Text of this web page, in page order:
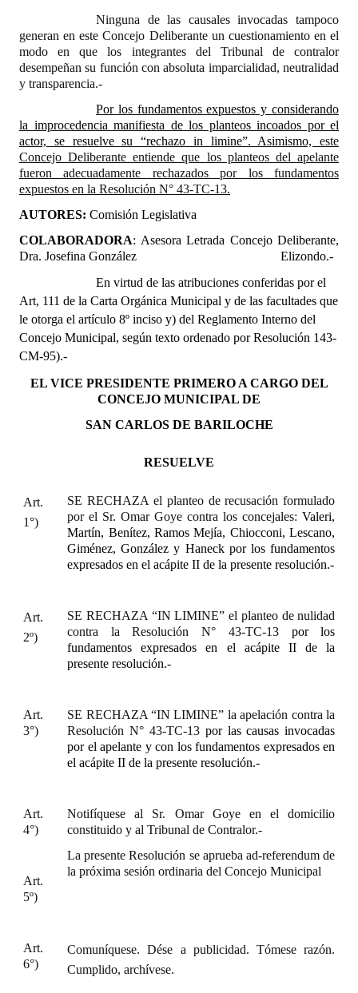
Ninguna de las causales invocadas tampoco
generan en este Concejo Deliberante un cuestionamiento en el
modo en que los integrantes del Tribunal de contralor
desempeñan su función con absoluta imparcialidad, neutralidad
y transparencia.-
Por los fundamentos expuestos y considerando
la improcedencia manifiesta de los planteos incoados por el
actor, se resuelve su “rechazo in limine”. Asimismo, este
Concejo Deliberante entiende que los planteos del apelante
fueron adecuadamente rechazados por los fundamentos
expuestos en la Resolución N° 43-TC-13.
AUTORES: Comisión Legislativa
COLABORADORA: Asesora Letrada Concejo Deliberante,
Dra. Josefina González
Elizondo.-
En virtud de las atribuciones conferidas por el
Art, 111 de la Carta Orgánica Municipal y de las facultades que
le otorga el artículo 8º inciso y) del Reglamento Interno del
Concejo Municipal, según texto ordenado por Resolución 143-
CM-95).-
EL VICE PRESIDENTE PRIMERO A CARGO DEL
CONCEJO MUNICIPAL DE
SAN CARLOS DE BARILOCHE
RESUELVE
Art.
1°)
SE RECHAZA el planteo de recusación formulado
por el Sr. Omar Goye contra los concejales:Valeri,
Martín, Benítez, Ramos Mejía, Chiocconi, Lescano,
Giménez, González y Haneck por los fundamentos
expresados en el acápite II de la presente resolución.-
Art.
2º)
SE RECHAZA “IN LIMINE” el planteo de nulidad
contra la Resolución N° 43-TC-13 por los
fundamentos expresados en el acápite II de la
presente resolución.-
Art.
3°)
SE RECHAZA “IN LIMINE” la apelación contra la
Resolución N° 43-TC-13 por las causas invocadas
por el apelante y con los fundamentos expresados en
el acápite II de la presente resolución.-
Art.
4°)
Art.
5º)
Notifíquese al Sr. Omar Goye en el domicilio
constituido y al Tribunal de Contralor.-
La presente Resolución se aprueba ad-referendum de
la próxima sesión ordinaria del Concejo Municipal
Art.
6°)
Comuníquese. Dése a publicidad. Tómese razón.
Cumplido, archívese.